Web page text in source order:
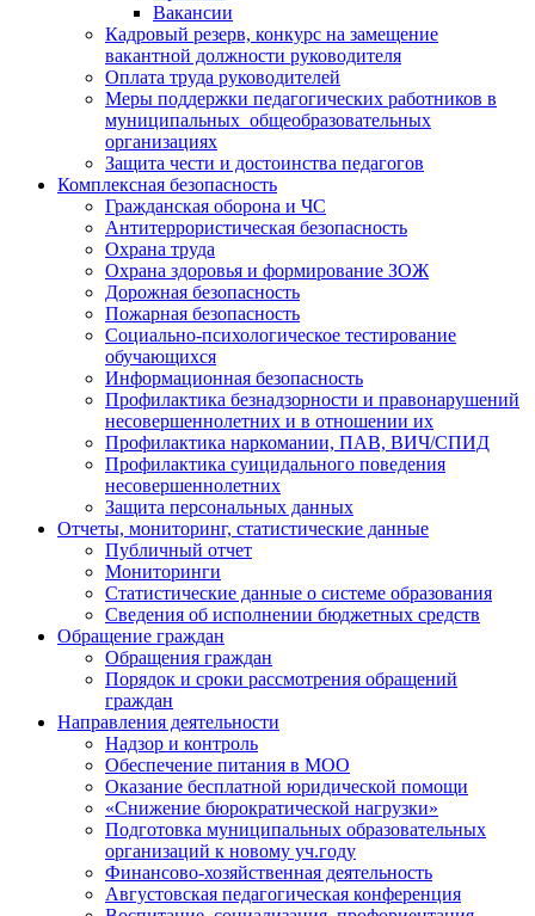
Вакансии
Кадровый резерв, конкурс на замещение
вакантной должности руководителя
Оплата труда руководителей
Меры поддержки педагогических работников в
муниципальных общеобразовательных
организациях
Защита чести и достоинства педагогов
Комплексная безопасность
Гражданская оборона и ЧС
Антитеррористическая безопасность
Охрана труда
Охрана здоровья и формирование ЗОЖ
Дорожная безопасность
Пожарная безопасность
Социально-психологическое тестирование
обучающихся
Информационная безопасность
Профилактика безнадзорности и правонарушений
несовершеннолетних и в отношении их
Профилактика наркомании, ПАВ, ВИЧ/СПИД
Профилактика суицидального поведения
несовершеннолетних
Защита персональных данных
Отчеты, мониторинг, статистические данные
Публичный отчет
Мониторинги
Статистические данные о системе образования
Сведения об исполнении бюджетных средств
Обращение граждан
Обращения граждан
Порядок и сроки рассмотрения обращений
граждан
Направления деятельности
Надзор и контроль
Обеспечение питания в МОО
Оказание бесплатной юридической помощи
«Снижение бюрократической нагрузки»
Подготовка муниципальных образовательных
организаций к новому уч.году
Финансово-хозяйственная деятельность
Августовская педагогическая конференция